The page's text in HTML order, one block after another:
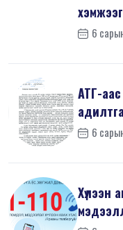
хор...
6
АТГ-аас
6
Хүлээн